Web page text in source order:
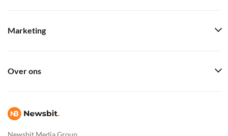
Newsbit Media Group
Marketing
Over ons